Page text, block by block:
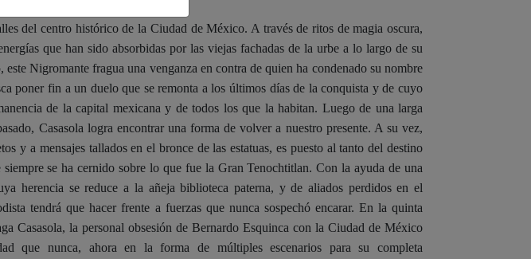
del centro histórico de la Ciudad de México. A través de ritos de magia oscura,
que han sido absorbidas por las viejas fachadas de la urbe a lo largo de su
Nigromante fragua una venganza en contra de quien ha condenado su nombre
poner fin a un duelo que se remonta a los últimos días de la conquista y de cuyo
de la capital mexicana y de todos los que la habitan. Luego de una larga
Casasola logra encontrar una forma de volver a nuestro presente. A su vez,
y a mensajes tallados en el bronce de las estatuas, es puesto al tanto del destino
se ha cernido sobre lo que fue la Gran Tenochtitlan. Con la ayuda de una
herencia se reduce a la añeja biblioteca paterna, y de aliados perdidos en el
tendrá que hacer frente a fuerzas que nunca sospechó encarar. En la quinta
Casasola, la personal obsesión de Bernardo Esquinca con la Ciudad de México
que nunca, ahora en la forma de múltiples escenarios para su completa